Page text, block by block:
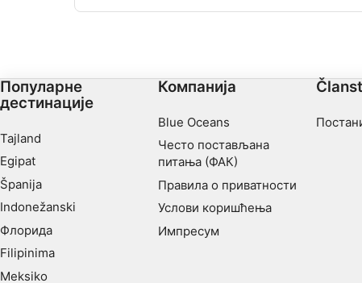
Популарне
дестинације
Tajland
Egipat
Španija
Indonežanski
Флорида
Filipinima
Meksiko
Компанија
Blue Oceans
Често постављана
питања (ФАК)
Правила о приватности
Услови коришћења
Импресум
Advertising